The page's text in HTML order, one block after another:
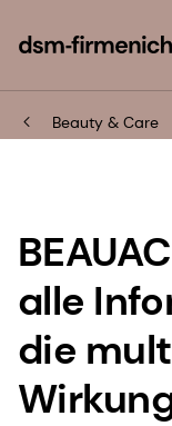
Beauty & Care
alle
die